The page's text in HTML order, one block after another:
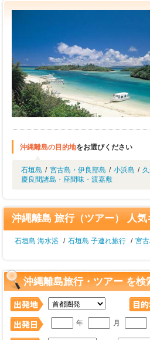
沖縄離島の目的地をお選びください
石垣島 / 宮古島・伊良部島 / 小浜島 /
慶良間諸島・座間味・渡嘉敷
沖縄離島 旅行（ツアー） 人気
石垣島 海水浴 / 石垣島 子連れ旅行 / 宮
沖縄離島旅行・ツアー を検
年 月